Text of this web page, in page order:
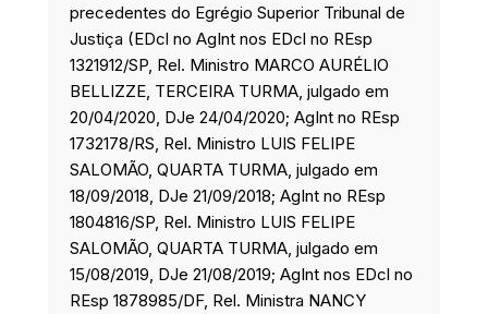
precedentes do Egrégio Superior Tribunal de
Justiça (EDcl no AgInt nos EDcl no REsp
1321912/SP, Rel. Ministro MARCO AURÉLIO
BELLIZZE, TERCEIRA TURMA, julgado em
20/04/2020, DJe 24/04/2020; AgInt no REsp
1732178/RS, Rel. Ministro LUIS FELIPE
SALOMÃO, QUARTA TURMA, julgado em
18/09/2018, DJe 21/09/2018; AgInt no REsp
1804816/SP, Rel. Ministro LUIS FELIPE
SALOMÃO, QUARTA TURMA, julgado em
15/08/2019, DJe 21/08/2019; AgInt nos EDcl no
REsp 1878985/DF, Rel. Ministra NANCY